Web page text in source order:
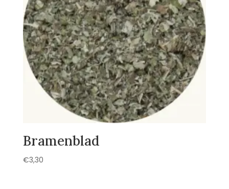
Bramenblad
€3,30